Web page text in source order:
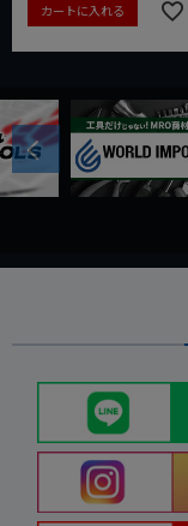
カートに入れる
Previous